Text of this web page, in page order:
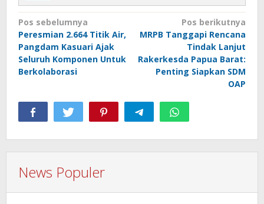
Navigasi
pos
Pos sebelumnya
Peresmian 2.664 Titik Air,
Pangdam Kasuari Ajak
Seluruh Komponen Untuk
Berkolaborasi
Pos berikutnya
MRPB Tanggapi Rencana
Tindak Lanjut
Rakerkesda Papua Barat:
Penting Siapkan SDM
OAP
News Populer